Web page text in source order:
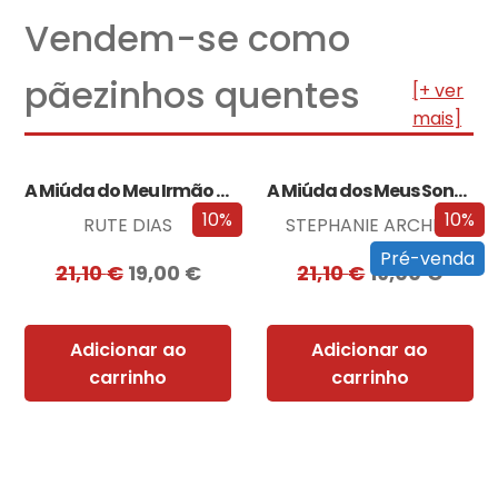
Vendem-se como
pãezinhos quentes
[+ ver
mais]
10%
A Miúda do Meu Irmão – Edição…
RUTE DIAS
21,10€ 19,00 €
Adicionar ao
carrinho
10%
Pré-venda
A Miúda dos Meus Sonhos – Edição…
STEPHANIE ARCHER
21,10€19,00€
Adicionar ao
carrinho